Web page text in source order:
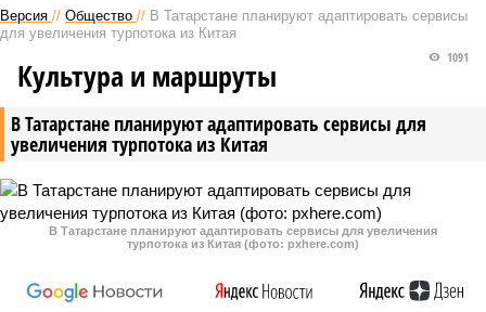
Версия // Общество // В Татарстане планируют адаптировать сервисы
для увеличения турпотока из Китая
В Татарстане планируют адаптировать сервисы для
увеличения турпотока из Китая
1091
Культура и маршруты
В Татарстане планируют адаптировать сервисы для увеличения
турпотока из Китая (фото: pxhere.com)